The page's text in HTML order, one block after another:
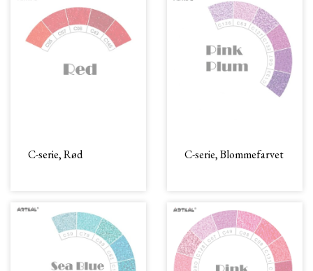
C-serie, Rød C-serie, Blommefarvet